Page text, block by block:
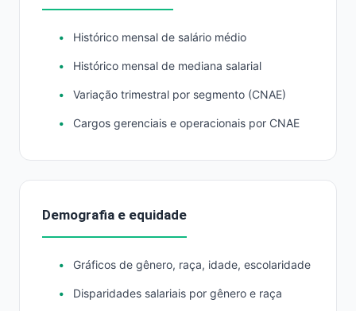
Histórico mensal de salário médio
Histórico mensal de mediana salarial
Variação trimestral por segmento (CNAE)
Cargos gerenciais e operacionais por CNAE
Demografia e equidade
Gráficos de gênero, raça, idade, escolaridade
Disparidades salariais por gênero e raça